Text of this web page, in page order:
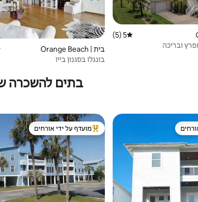
דירוג ממוצע של 5 מתוך 5, 5 ביקורות
5 (5)
ובריכה
בית | Orange Beach
בונגלו בסגנון בייו
בתים להשכרה
על ידי אורחים מוביל בקרב נכסים מועדפים על ידי
מועדף על ידי אורחים